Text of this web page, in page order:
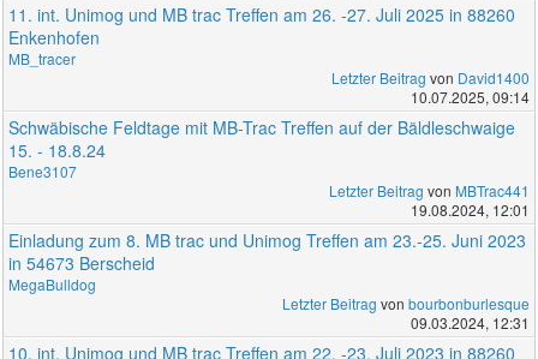
11. int. Unimog und MB trac Treffen am 26. -27. Juli 2025 in 88260
Enkenhofen
MB_tracer
Letzter Beitrag von David1400
10.07.2025, 09:14
Schwäbische Feldtage mit MB-Trac Treffen auf der Bäldleschwaige
15. - 18.8.24
Bene3107
Letzter Beitrag von MBTrac441
19.08.2024, 12:01
Einladung zum 8. MB trac und Unimog Treffen am 23.-25. Juni 2023
in 54673 Berscheid
MegaBulldog
Letzter Beitrag von bourbonburlesque
09.03.2024, 12:31
10. int. Unimog und MB trac Treffen am 22. -23. Juli 2023 in 88260